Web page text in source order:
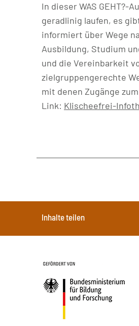
In dieser WAS GEHT?-
geradlinig laufen, es
informiert über Wege
Ausbildung, Studium
und die Vereinbarkeit
zielgruppengerechte
mit denen Zugänge
Link: Klischeefrei-
Inhalte teilen